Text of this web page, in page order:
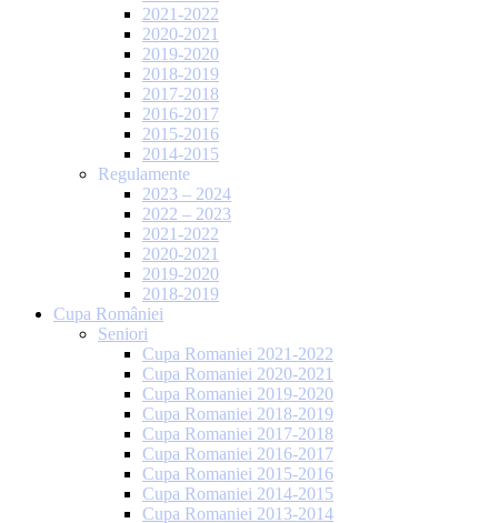
2021-2022
2020-2021
2019-2020
2018-2019
2017-2018
2016-2017
2015-2016
2014-2015
Regulamente
2023 – 2024
2022 – 2023
2021-2022
2020-2021
2019-2020
2018-2019
Cupa României
Seniori
Cupa Romaniei 2021-2022
Cupa Romaniei 2020-2021
Cupa Romaniei 2019-2020
Cupa Romaniei 2018-2019
Cupa Romaniei 2017-2018
Cupa Romaniei 2016-2017
Cupa Romaniei 2015-2016
Cupa Romaniei 2014-2015
Cupa Romaniei 2013-2014